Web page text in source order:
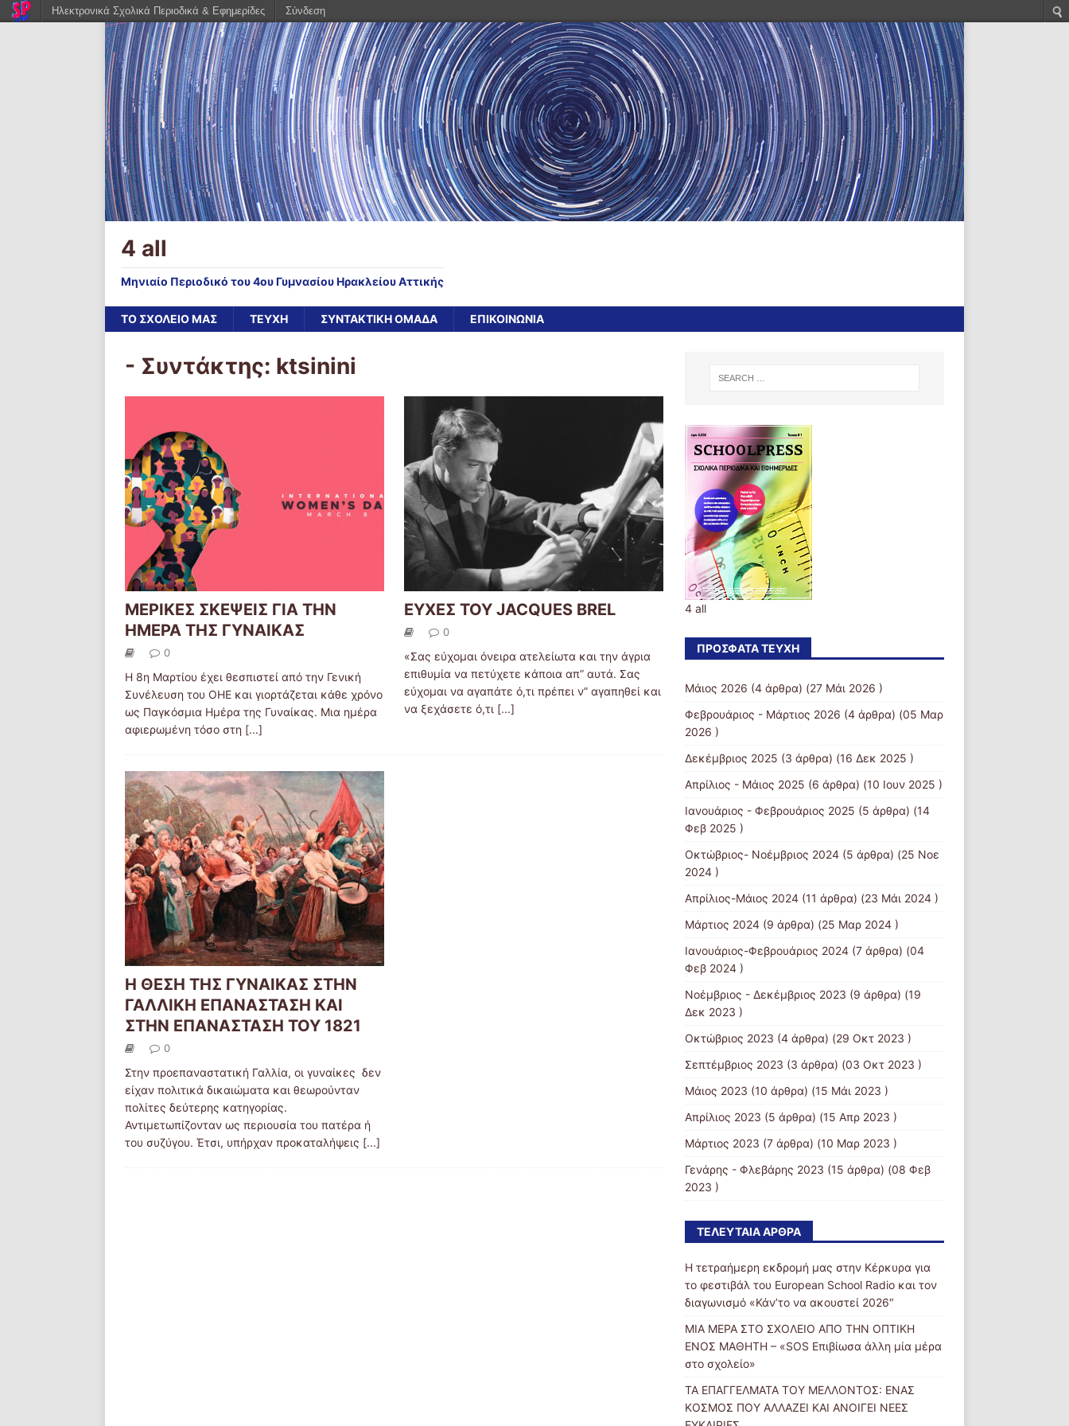
4 all
Μηνιαίο Περιοδικό του 4ου Γυμνασίου Ηρακλείου Αττικής
ΤΟ ΣΧΟΛΕΙΟ ΜΑΣ ΤΕΥΧΗ ΣΥΝΤΑΚΤΙΚΗ ΟΜΑΔΑ ΕΠΙΚΟΙΝΩΝΙΑ
- Συντάκτης: ktsinini
ΜΕΡΙΚΕΣ ΣΚΕΨΕΙΣ ΓΙΑ ΤΗΝ
ΗΜΕΡΑ ΤΗΣ ΓΥΝΑΙΚΑΣ
0
Η 8η Μαρτίου έχει θεσπιστεί από την Γενική
Συνέλευση του ΟΗΕ και γιορτάζεται κάθε χρόνο
ως Παγκόσμια Ημέρα της Γυναίκας. Μια ημέρα
αφιερωμένη τόσο στη [...]
ΕΥΧΕΣ ΤΟΥ JACQUES BREL
0
«Σας εύχομαι όνειρα ατελείωτα και την άγρια
επιθυμία να πετύχετε κάποια απ” αυτά. Σας
εύχομαι να αγαπάτε ό,τι πρέπει ν” αγαπηθεί και
να ξεχάσετε ό,τι [...]
Η ΘΕΣΗ ΤΗΣ ΓΥΝΑΙΚΑΣ ΣΤΗΝ
ΓΑΛΛΙΚΗ ΕΠΑΝΑΣΤΑΣΗ ΚΑΙ
ΣΤΗΝ ΕΠΑΝΑΣΤΑΣΗ ΤΟΥ 1821
0
Στην προεπαναστατική Γαλλία, οι γυναίκες δεν
είχαν πολιτικά δικαιώματα και θεωρούνταν
πολίτες δεύτερης κατηγορίας.
Αντιμετωπίζονταν ως περιουσία του πατέρα ή
του συζύγου. Έτσι, υπήρχαν προκαταλήψεις [...]
4 all
ΠΡΌΣΦΑΤΑ ΤΕΎΧΗ
Μάιος 2026 (4 άρθρα) (27 Μάι 2026 )
Φεβρουάριος - Μάρτιος 2026 (4 άρθρα) (05 Μαρ
2026 )
Δεκέμβριος 2025 (3 άρθρα) (16 Δεκ 2025 )
Απρίλιος - Μάιος 2025 (6 άρθρα) (10 Ιουν 2025 )
Ιανουάριος - Φεβρουάριος 2025 (5 άρθρα) (14
Φεβ 2025 )
Οκτώβριος- Νοέμβριος 2024(5 άρθρα) (25 Νοε
2024 )
Απρίλιος-Μάιος 2024(11 άρθρα) (23 Μάι 2024 )
Μάρτιος 2024(9 άρθρα) (25 Μαρ 2024 )
Ιανουάριος-Φεβρουάριος 2024(7 άρθρα) (04
Φεβ 2024 )
Νοέμβριος - Δεκέμβριος 2023 (9 άρθρα) (19
Δεκ 2023 )
Οκτώβριος 2023 (4 άρθρα) (29 Οκτ 2023 )
Σεπτέμβριος 2023 (3 άρθρα) (03 Οκτ 2023 )
Μάιος 2023 (10 άρθρα) (15 Μάι 2023 )
Απρίλιος 2023 (5 άρθρα) (15 Απρ 2023 )
Μάρτιος 2023 (7 άρθρα) (10 Μαρ 2023 )
Γενάρης - Φλεβάρης 2023 (15 άρθρα) (08 Φεβ
2023 )
ΤΕΛΕΥΤΑΊΑ ΆΡΘΡΑ
Η τετραήμερη εκδρομή μας στην Κέρκυρα για
το φεστιβάλ του European School Radio και τον
διαγωνισμό «Κάν’το να ακουστεί 2026″
ΜΙΑ ΜΕΡΑ ΣΤΟ ΣΧΟΛΕΙΟ ΑΠΟ ΤΗΝ ΟΠΤΙΚΗ
ΕΝΟΣ ΜΑΘΗΤΗ – «SOS Επιβίωσα άλλη μία μέρα
στο σχολείο»
ΤΑ ΕΠΑΓΓΕΛΜΑΤΑ ΤΟΥ ΜΕΛΛΟΝΤΟΣ: ΕΝΑΣ
ΚΟΣΜΟΣ ΠΟΥ ΑΛΛΑΖΕΙ ΚΑΙ ΑΝΟΙΓΕΙ ΝΕΕΣ
Ηλεκτρονικά Σχολικά Περιοδικά & Εφημερίδες Σύνδεση